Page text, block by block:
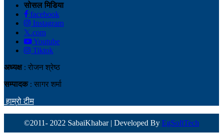
सोसल मिडिया
facebook
Instagram
𝕏.com
Youtube
Tiktok
अध्यक्ष: रोजन श्रेष्ठ
सम्पादक: सागर शर्मा
हाम्रो टीम
©2011- 2022 SabaiKhabar | Developed By EgSoftTech